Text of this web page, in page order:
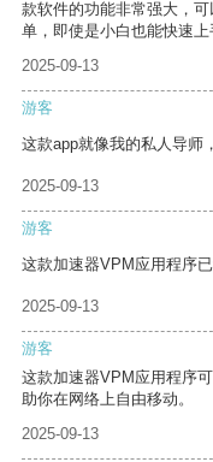
款软件的功能非常强大，
单，即使是小白也能快速上
2025-09-13
游客
这款app就像我的私人导师
2025-09-13
游客
这款加速器VPM应用程序
2025-09-13
游客
这款加速器VPM应用程序
助你在网络上自由移动。
2025-09-13